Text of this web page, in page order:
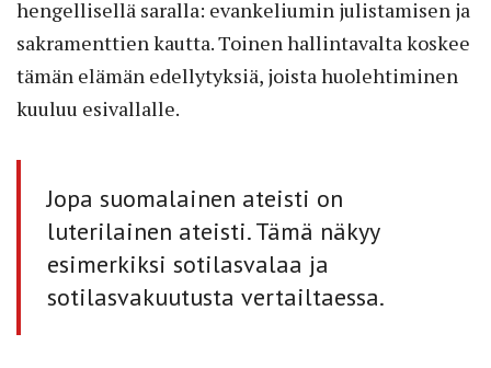
hengellisellä saralla: evankeliumin julistamisen ja
sakramenttien kautta. Toinen hallintavalta koskee
tämän elämän edellytyksiä, joista huolehtiminen
kuuluu esivallalle.
Jopa suomalainen ateisti on
luterilainen ateisti. Tämä näkyy
esimerkiksi sotilasvalaa ja
sotilasvakuutusta vertailtaessa.